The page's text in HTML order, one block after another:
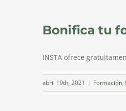
Bonifica tu
INSTA ofrece
abril 19th, 2021 | Formación,